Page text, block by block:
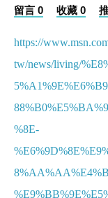
留言 0 收藏 0
https://
tw/news/living/
%8E-